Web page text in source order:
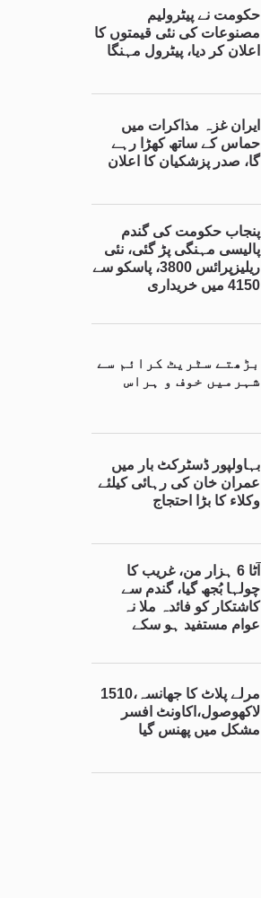
حکومت نے پیٹرولیم
مصنوعات کی نئی قیمتوں کا
اعلان کر دیا، پیٹرول مہنگا
ایران غزہ مذاکرات میں
حماس کے ساتھ کھڑا رہے
گا، صدر پزشکیان کا اعلان
پنجاب حکومت کی گندم
پالیسی مہنگی پڑ گئی، نئی
ریلیزپرائس 3800، پاسکو سے
4150 میں خریداری
بڑھتے سٹریٹ کرائم سے
شہرمیں خوف و ہراس
بہاولپور ڈسٹرکٹ بار میں
عمران خان کی رہائی کیلئے
وکلاء کا بڑا احتجاج
آٹا 6 ہزار من، غریب کا
چولہا بُجھ گیا، گندم سے
کاشتکار کو فائدہ ملا نہ
عوام مستفید ہو سکے
15مرلے پلاٹ کا جھانسہ،10
لاکھوصول،اکاونٹ افسر
مشکل میں پھنس گیا